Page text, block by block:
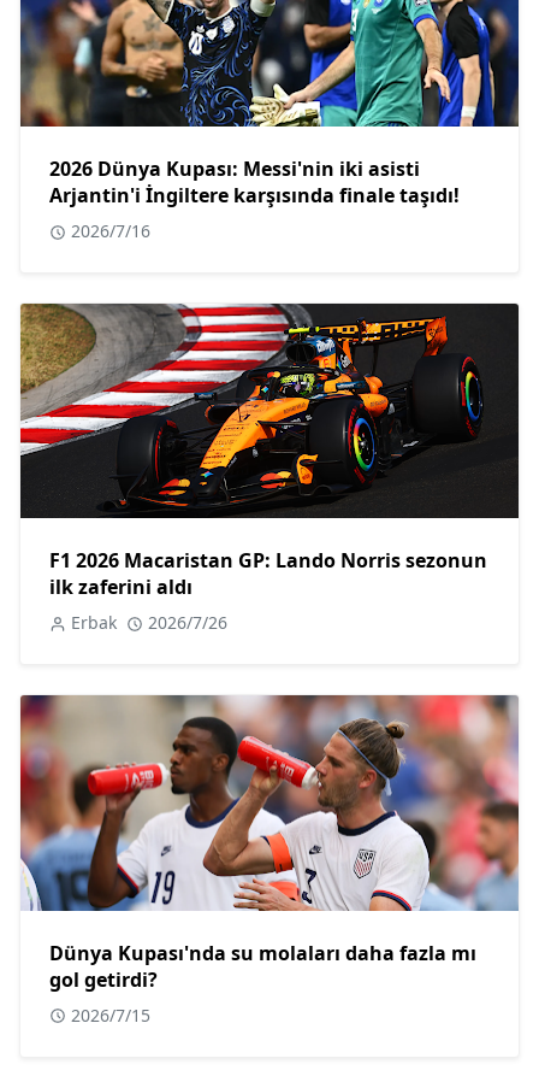
2026 Dünya Kupası: Messi'nin iki asisti
Arjantin'i İngiltere karşısında finale taşıdı!
2026/7/16
F1 2026 Macaristan GP: Lando Norris sezonun
ilk zaferini aldı
Erbak 2026/7/26
Dünya Kupası'nda su molaları daha fazla mı
gol getirdi?
2026/7/15